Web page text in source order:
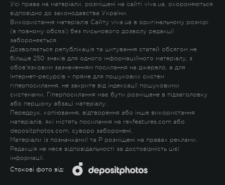
Усі права на матеріали, розміщені на сайті viva.ua, охороняються
відповідно до законодавства України.
Використання матеріалів Сайту viva.ua в оригінальному розмірі
(в повному обсязі) без письмового дозволу редакції
забороняється.
Дозволяється републікація та цитування статей обсягом не
більше 250 знаків для одного інформаційного матеріалу, з
обов'язковим зазначенням посилання на джерело, а для
Інтернет-ресурсів – пряме для пошукових систем
гіперпосилання, не закрите від індексації пошуковими
системами. Гіперпосилання має бути розміщене в підзаголовку
або першому абзаці матеріалу.
Передрук, копіювання, відтворення або інше використання
матеріалів, які містять посилання на rexfeatures.com або
depositphotos.com, суворо заборонені.
Матеріали із позначками! та P розміщені на правах реклами.
Редакція не несе відповідальності за достовірність цієї
інформації.
Стокові фото від: